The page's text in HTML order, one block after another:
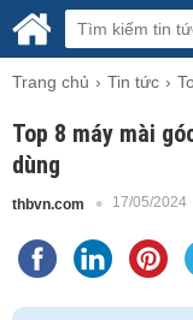
Trang chủ Tin tức
Top 8 máy mài
dùng
thbvn.com 17/05/2024